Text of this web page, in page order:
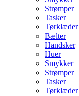
Strømper
Tasker
Tørklæder
Bælter
Handsker
Huer
Smykker
Strømper
Tasker
Tørklæder